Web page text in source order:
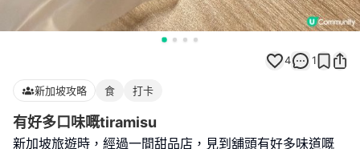
4 1
新加坡攻略 食 打卡
有好多口味嘅tiramisu
新加坡旅遊時，經過一間甜品店，見到舖頭有好多味道嘅